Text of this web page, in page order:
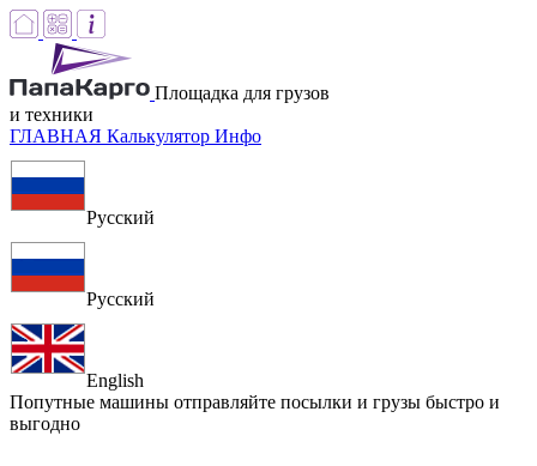
Площадка для грузов
и техники
ГЛАВНАЯ Калькулятор Инфо
Русский
Русский
English
Попутные машины отправляйте посылки и грузы быстро и
выгодно